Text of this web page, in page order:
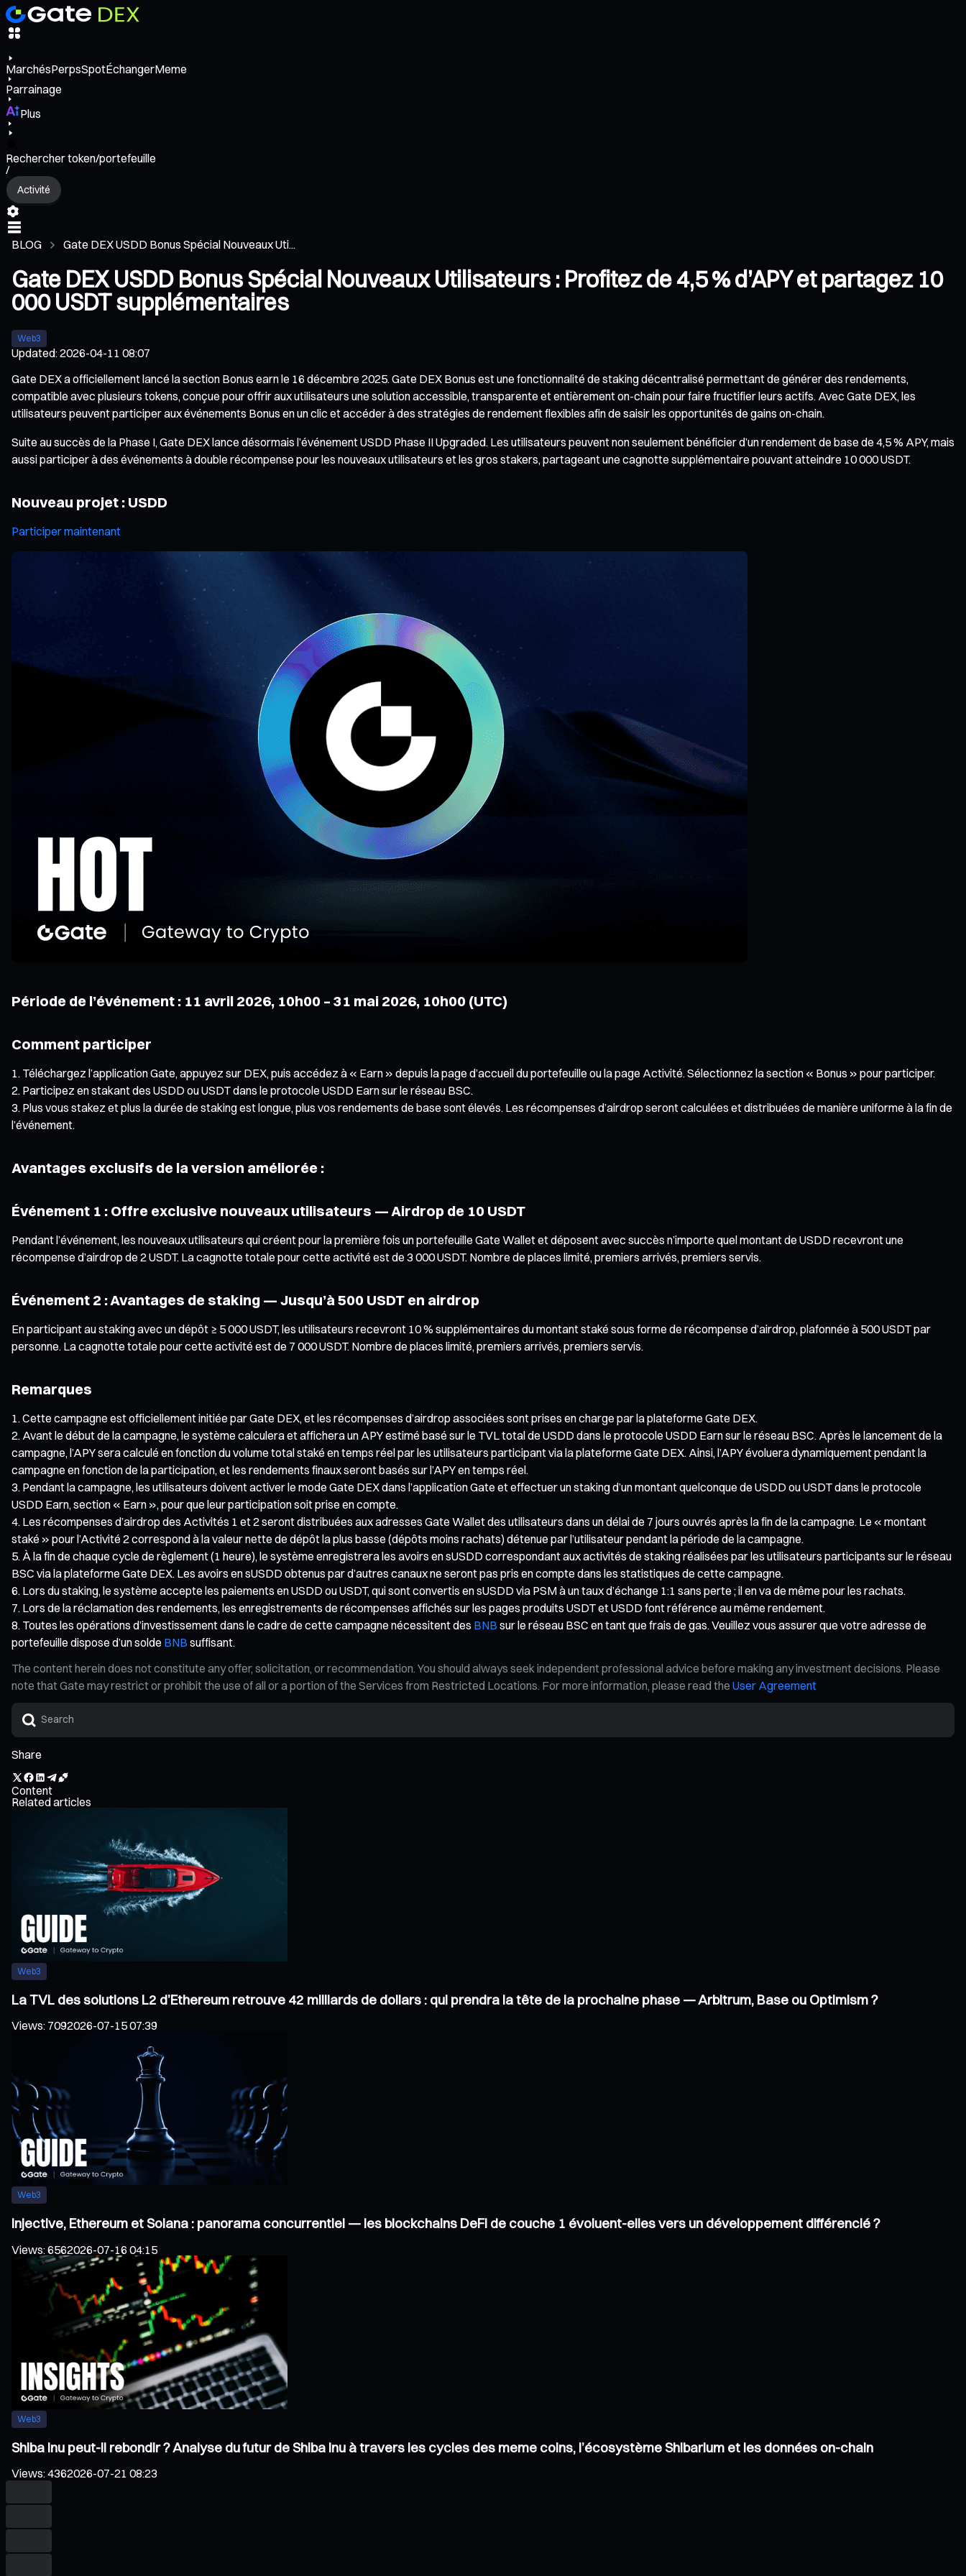
MarchésPerpsSpotÉchangerMeme
Parrainage
Plus
Rechercher token/portefeuille
/
Activité
BLOG Gate DEX USDD Bonus Spécial Nouveaux Uti...
Gate DEX USDD Bonus Spécial Nouveaux Utilisateurs : Profitez de 4,5 % d’APY et partagez 10
000 USDT supplémentaires
Web3
Updated:2026-04-11 08:07
Gate DEX a officiellement lancé la section Bonus earn le 16 décembre 2025. Gate DEX Bonus est une fonctionnalité de staking décentralisé permettant de générer des rendements,
compatible avec plusieurs tokens, conçue pour offrir aux utilisateurs une solution accessible, transparente et entièrement on-chain pour faire fructifier leurs actifs. Avec Gate DEX, les
utilisateurs peuvent participer aux événements Bonus en un clic et accéder à des stratégies de rendement flexibles afin de saisir les opportunités de gains on-chain.
Suite au succès de la Phase I, Gate DEX lance désormais l’événement USDD Phase II Upgraded. Les utilisateurs peuvent non seulement bénéficier d’un rendement de base de 4,5 % APY, mais
aussi participer à des événements à double récompense pour les nouveaux utilisateurs et les gros stakers, partageant une cagnotte supplémentaire pouvant atteindre 10 000 USDT.
Nouveau projet : USDD
Participer maintenant
Période de l’événement : 11 avril 2026, 10h00 – 31 mai 2026, 10h00 (UTC)
Comment participer
Téléchargez l’application Gate, appuyez sur DEX, puis accédez à « Earn » depuis la page d’accueil du portefeuille ou la page Activité. Sélectionnez la section « Bonus » pour participer.
Participez en stakant des USDD ou USDT dans le protocole USDD Earn sur le réseau BSC.
Plus vous stakez et plus la durée de staking est longue, plus vos rendements de base sont élevés. Les récompenses d’airdrop seront calculées et distribuées de manière uniforme à la fin de
l’événement.
Avantages exclusifs de la version améliorée :
Événement 1 : Offre exclusive nouveaux utilisateurs — Airdrop de 10 USDT
Pendant l’événement, les nouveaux utilisateurs qui créent pour la première fois un portefeuille Gate Wallet et déposent avec succès n’importe quel montant de USDD recevront une
récompense d’airdrop de 2 USDT. La cagnotte totale pour cette activité est de 3 000 USDT. Nombre de places limité, premiers arrivés, premiers servis.
Événement 2 : Avantages de staking — Jusqu’à 500 USDT en airdrop
En participant au staking avec un dépôt ≥ 5 000 USDT, les utilisateurs recevront 10 % supplémentaires du montant staké sous forme de récompense d’airdrop, plafonnée à 500 USDT par
personne. La cagnotte totale pour cette activité est de 7 000 USDT. Nombre de places limité, premiers arrivés, premiers servis.
Remarques
Cette campagne est officiellement initiée par Gate DEX, et les récompenses d’airdrop associées sont prises en charge par la plateforme Gate DEX.
Avant le début de la campagne, le système calculera et affichera un APY estimé basé sur le TVL total de USDD dans le protocole USDD Earn sur le réseau BSC. Après le lancement de la
campagne, l’APY sera calculé en fonction du volume total staké en temps réel par les utilisateurs participant via la plateforme Gate DEX. Ainsi, l’APY évoluera dynamiquement pendant la
campagne en fonction de la participation, et les rendements finaux seront basés sur l’APY en temps réel.
Pendant la campagne, les utilisateurs doivent activer le mode Gate DEX dans l’application Gate et effectuer un staking d’un montant quelconque de USDD ou USDT dans le protocole
USDD Earn, section « Earn », pour que leur participation soit prise en compte.
Les récompenses d’airdrop des Activités 1 et 2 seront distribuées aux adresses Gate Wallet des utilisateurs dans un délai de 7 jours ouvrés après la fin de la campagne. Le « montant
staké » pour l’Activité 2 correspond à la valeur nette de dépôt la plus basse (dépôts moins rachats) détenue par l’utilisateur pendant la période de la campagne.
À la fin de chaque cycle de règlement (1 heure), le système enregistrera les avoirs en sUSDD correspondant aux activités de staking réalisées par les utilisateurs participants sur le réseau
BSC via la plateforme Gate DEX. Les avoirs en sUSDD obtenus par d’autres canaux ne seront pas pris en compte dans les statistiques de cette campagne.
Lors du staking, le système accepte les paiements en USDD ou USDT, qui sont convertis en sUSDD via PSM à un taux d’échange 1:1 sans perte ; il en va de même pour les rachats.
Lors de la réclamation des rendements, les enregistrements de récompenses affichés sur les pages produits USDT et USDD font référence au même rendement.
Toutes les opérations d’investissement dans le cadre de cette campagne nécessitent des BNB sur le réseau BSC en tant que frais de gas. Veuillez vous assurer que votre adresse de
portefeuille dispose d’un solde BNB suffisant.
The content herein does not constitute any offer, solicitation, or recommendation. You should always seek independent professional advice before making any investment decisions. Please
note that Gate may restrict or prohibit the use of all or a portion of the Services from Restricted Locations. For more information, please read the User Agreement
Share
Content
Related articles
Web3
La TVL des solutions L2 d’Ethereum retrouve 42 milliards de dollars : qui prendra la tête de la prochaine phase — Arbitrum, Base ou Optimism ?
Views: 7092026-07-15 07:39
Web3
Injective, Ethereum et Solana : panorama concurrentiel — les blockchains DeFi de couche 1 évoluent-elles vers un développement différencié ?
Views:6562026-07-16 04:15
Web3
Shiba Inu peut-il rebondir ? Analyse du futur de Shiba Inu à travers les cycles des meme coins, l’écosystème Shibarium et les données on-chain
Views:4362026-07-21 08:23